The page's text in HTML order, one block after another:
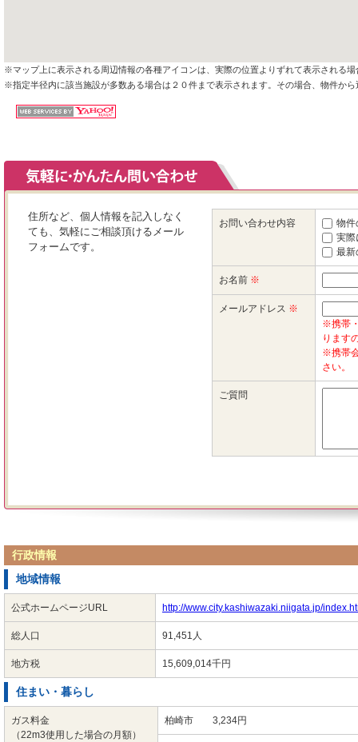
※マップ上に表示される周辺情報の各種アイコンは、実際の位置よりずれて表示される場
※指定半径内に該当施設が多数ある場合は２０件まで表示されます。その場合、物件か
行政情報
地域情報
公式ホームページURL http://www.city.kashiwazaki.niigata.jp/
総人口 91,451人
地方税 15,609,014千円
住まい・暮らし
ガス料金
（22m3使用した場合の月額）
柏崎市 3,234円